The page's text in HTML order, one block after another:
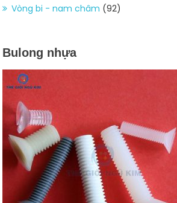
Vòng bi - nam châm (92)
Bulong nhựa